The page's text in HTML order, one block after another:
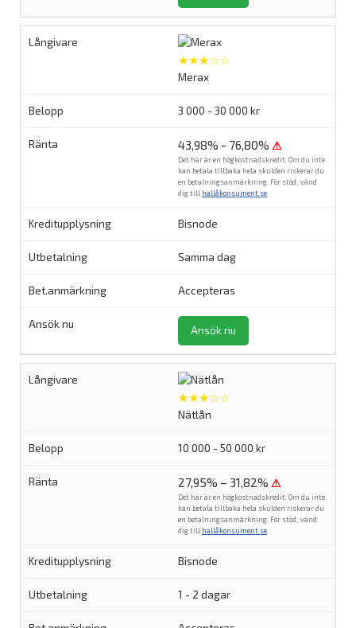
★★★☆☆
Merax
3 000 - 30 000 kr
43,98% - 76,80% ⚠
Det här är en högkostnadskredit. Om du inte
kan betala tillbaka hela skulden riskerar du
en betalningsanmärkning. För stöd, vänd
dig till hallåkonsument.se
Bisnode
Samma dag
Accepteras
Ansök nu
★★★☆☆
Nätlån
10 000 - 50 000 kr
27,95% – 31,82% ⚠
Det här är en högkostnadskredit. Om du inte
kan betala tillbaka hela skulden riskerar du
en betalningsanmärkning. För stöd, vänd
dig till hallåkonsument.se
Bisnode
1 - 2 dagar